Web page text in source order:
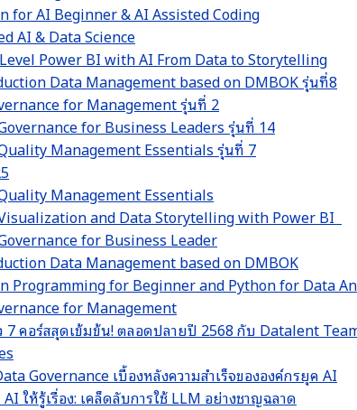
for AI Beginner & AI Assisted Coding
AI & Data Science
Power BI with AI From Data to Storytelling
Data Management based on DMBOK รุ่นที่8
for Management รุ่นที่ 2
for Business Leaders รุ่นที่ 14
Management Essentials รุ่นที่ 7
Management Essentials
and Data Storytelling with Power BI
for Business Leader
Data Management based on DMBOK
Programming for Beginner and Python for Data
for Management
7 คอร์สสุดเข้มข้น! ตลอดปลายปี 2568 กับ Datalent
Governance เบื้องหลังความสำเร็จขององค์กรยุค AI
ให้รู้เรื่อง: เคล็ดลับการใช้ LLM อย่างชาญฉลาด